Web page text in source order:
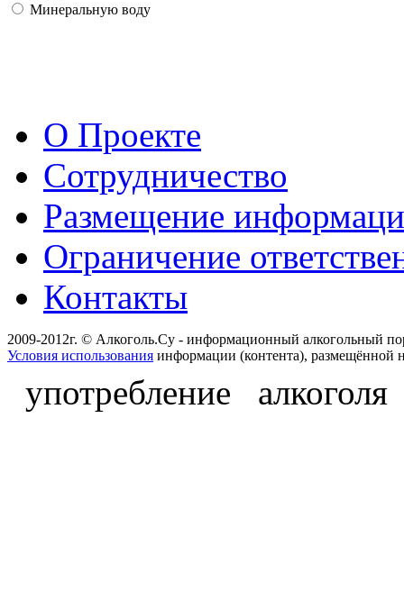
Минеральную воду
О Проекте
Сотрудничество
Размещение
Ограничение
Контакты
2009-2012г. © Алкоголь.Су - информационный алкогольный
Условия использования информации (контента), размещённой
употребление